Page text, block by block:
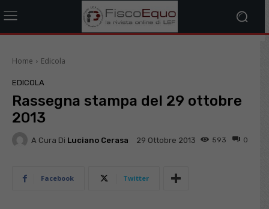
Home Edicola
EDICOLA
Rassegna stampa del 29 ottobre
2013
A Cura Di Luciano Cerasa 29 Ottobre 2013 0
593
Facebook Twitter